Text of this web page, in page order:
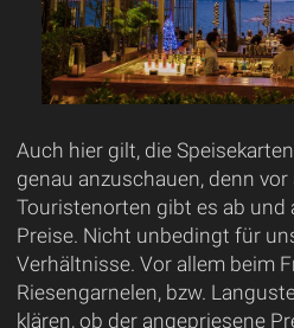
Auch hier gilt, die
genau anzuschauen, denn vor
Touristenorten gibt es ab und
Preise. Nicht unbedingt für
Verhältnisse. Vor allem beim
Riesengarnelen, bzw.
klären, ob der angepriesene